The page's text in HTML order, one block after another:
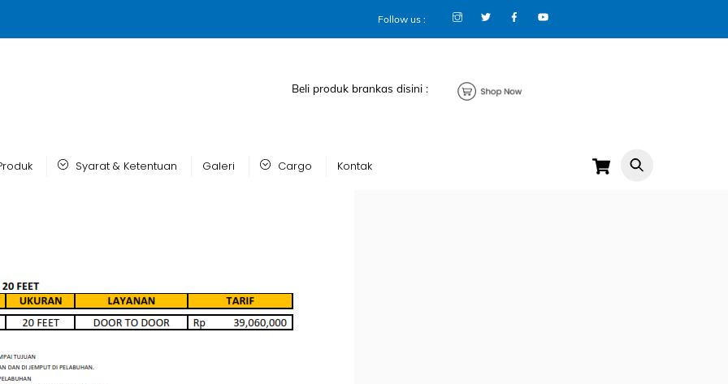
Follow us :
Cart
Syarat & Ketentuan Galeri Cargo Kontak
Beli produk brankas disini :